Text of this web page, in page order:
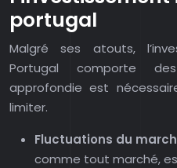
portugal
Malgré ses atouts,
Portugal comporte
approfondie est
limiter.
Fluctuations du
comme tout marché,